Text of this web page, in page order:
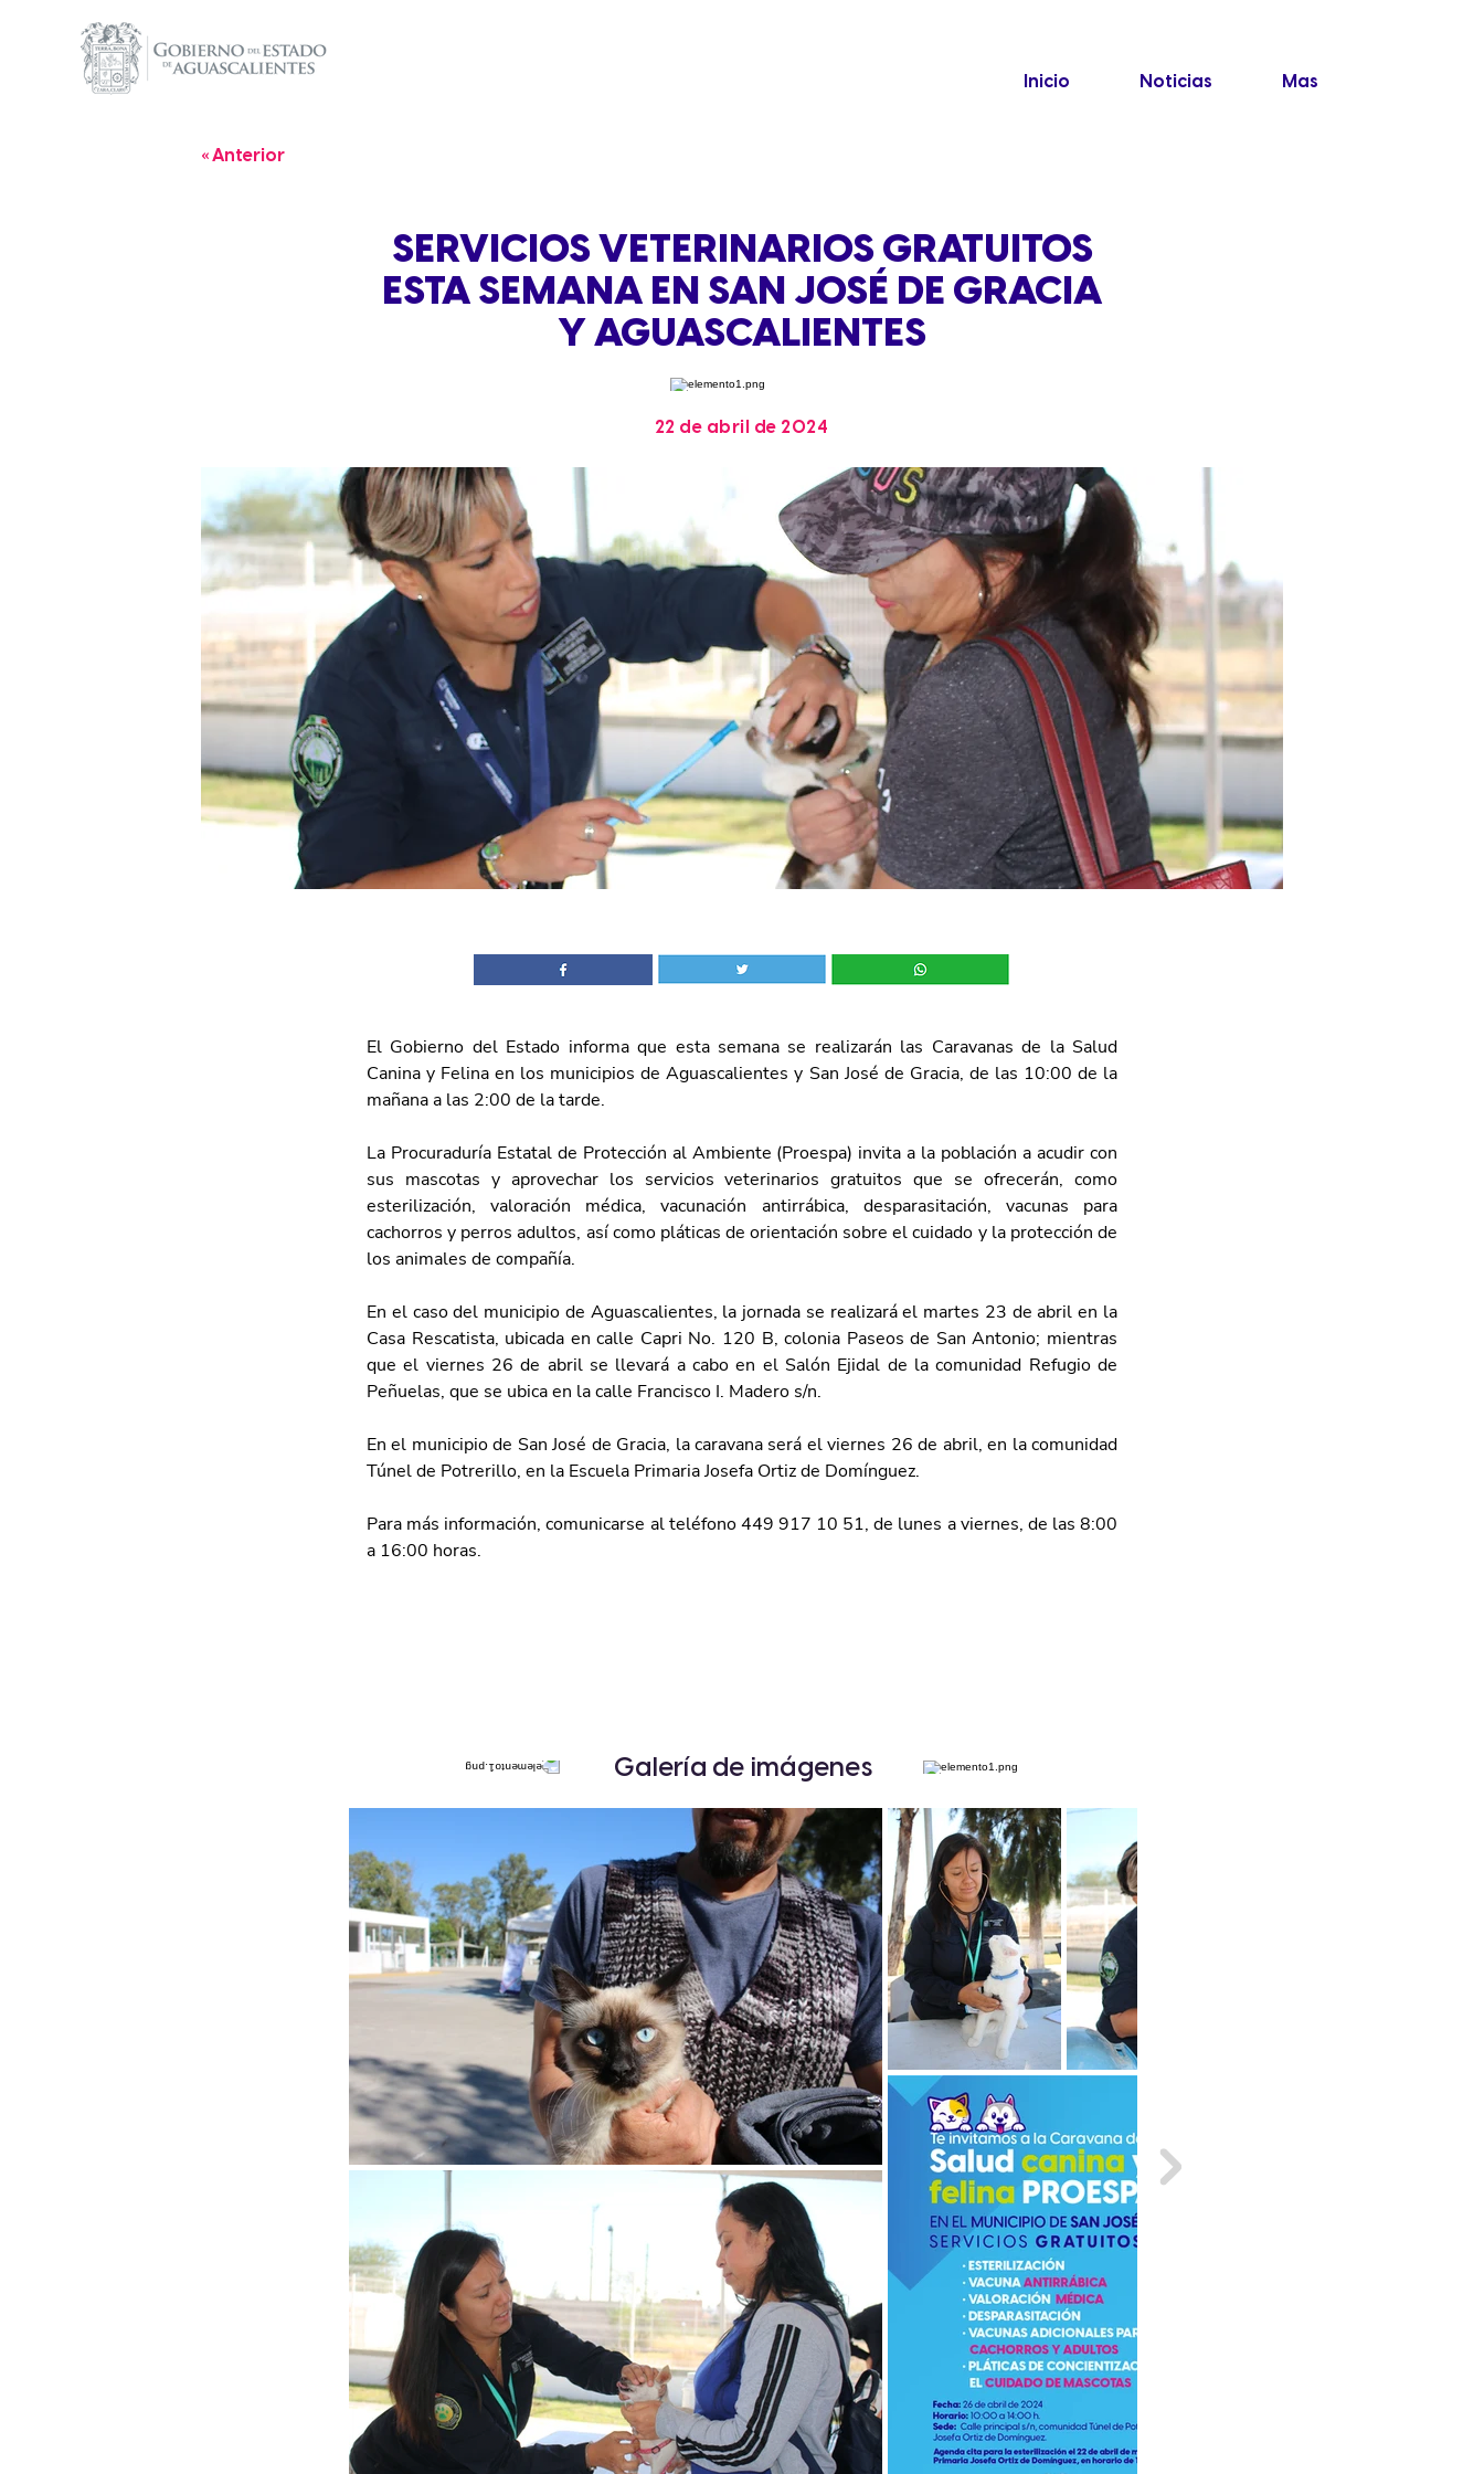
Inicio Noticias Mas
« Anterior
SERVICIOS VETERINARIOS GRATUITOS
ESTA SEMANA EN SAN JOSÉ DE GRACIA
Y AGUASCALIENTES
22 de abril de 2024
El Gobierno del Estado informa que esta semana se realizarán las Caravanas de la Salud
Canina y Felina en los municipios de Aguascalientes y San José de Gracia, de las 10:00 de la
mañana a las 2:00 de la tarde.
La Procuraduría Estatal de Protección al Ambiente (Proespa) invita a la población a acudir con
sus mascotas y aprovechar los servicios veterinarios gratuitos que se ofrecerán, como
esterilización, valoración médica, vacunación antirrábica, desparasitación, vacunas para
cachorros y perros adultos, así como pláticas de orientación sobre el cuidado y la protección de
los animales de compañía.
En el caso del municipio de Aguascalientes, la jornada se realizará el martes 23 de abril en la
Casa Rescatista, ubicada en calle Capri No. 120 B, colonia Paseos de San Antonio; mientras
que el viernes 26 de abril se llevará a cabo en el Salón Ejidal de la comunidad Refugio de
Peñuelas, que se ubica en la calle Francisco I. Madero s/n.
En el municipio de San José de Gracia, la caravana será el viernes 26 de abril, en la comunidad
Túnel de Potrerillo, en la Escuela Primaria Josefa Ortiz de Domínguez.
Para más información, comunicarse al teléfono 449 917 10 51, de lunes a viernes, de las 8:00
a 16:00 horas.
Galería de imágenes